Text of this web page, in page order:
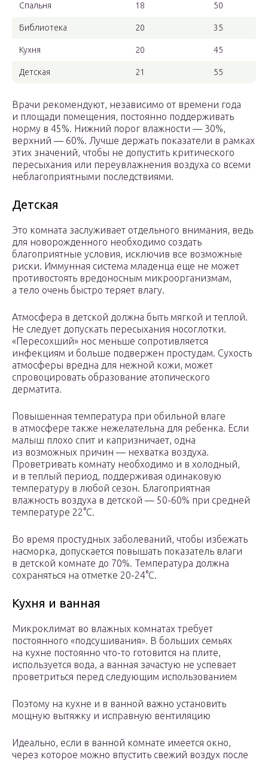
Спальня 18 50
Библиотека 20 35
Кухня 20 45
Детская 21 55
Врачи рекомендуют, независимо от времени года
и площади помещения, постоянно поддерживать
норму в 45%. Нижний порог влажности — 30%,
верхний — 60%. Лучше держать показатели в рамках
этих значений, чтобы не допустить критического
пересыхания или переувлажнения воздуха со всеми
неблагоприятными последствиями.
Детская
Это комната заслуживает отдельного внимания, ведь
для новорожденного необходимо создать
благоприятные условия, исключив все возможные
риски. Иммунная система младенца еще не может
противостоять вредоносным микроорганизмам,
а тело очень быстро теряет влагу.
Атмосфера в детской должна быть мягкой и теплой.
Не следует допускать пересыхания носоглотки.
«Пересохший» нос меньше сопротивляется
инфекциям и больше подвержен простудам. Сухость
атмосферы вредна для нежной кожи, может
спровоцировать образование атопического
дерматита.
Повышенная температура при обильной влаге
в атмосфере также нежелательна для ребенка. Если
малыш плохо спит и капризничает, одна
из возможных причин — нехватка воздуха.
Проветривать комнату необходимо и в холодный,
и в теплый период, поддерживая одинаковую
температуру в любой сезон. Благоприятная
влажность воздуха в детской — 50-60% при средней
температуре 22°С.
Во время простудных заболеваний, чтобы избежать
насморка, допускается повышать показатель влаги
в детской комнате до 70%. Температура должна
сохраняться на отметке 20-24°С.
Кухня и ванная
Микроклимат во влажных комнатах требует
постоянного «подсушивания». В больших семьях
на кухне постоянно что-то готовится на плите,
используется вода, а ванная зачастую не успевает
проветриться перед следующим использованием
Поэтому на кухне и в ванной важно установить
мощную вытяжку и исправную вентиляцию
Идеально, если в ванной комнате имеется окно,
через которое можно впустить свежий воздух после